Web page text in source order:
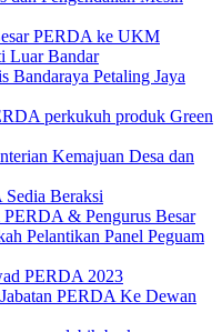
PERDA ke UKM
Luar Bandar
Bandaraya Petaling Jaya
perkukuh produk Green
Kemajuan Desa dan
Beraksi
PERDA & Pengurus Besar
Pelantikan Panel Peguam
PERDA 2023
PERDA Ke Dewan